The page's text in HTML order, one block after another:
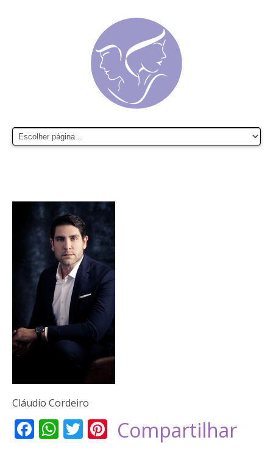
Cláudio Cordeiro
F W T Pi
Compartilhar